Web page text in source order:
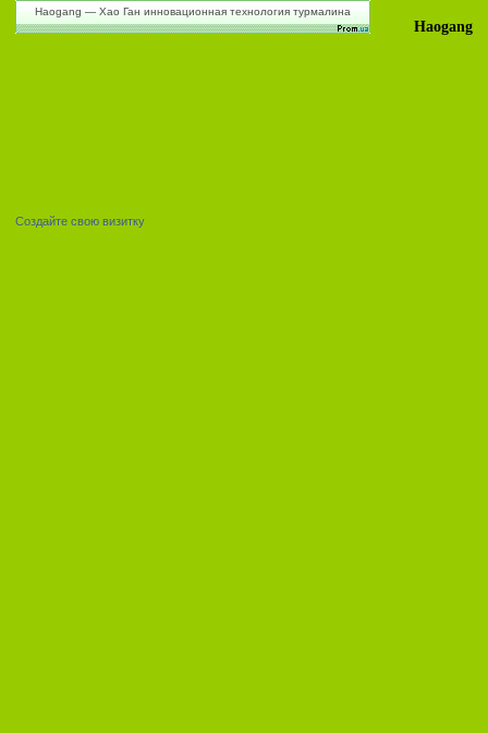
Haogang — Хао Ган инновационная технология турмалина
Haogang
Создайте свою визитку